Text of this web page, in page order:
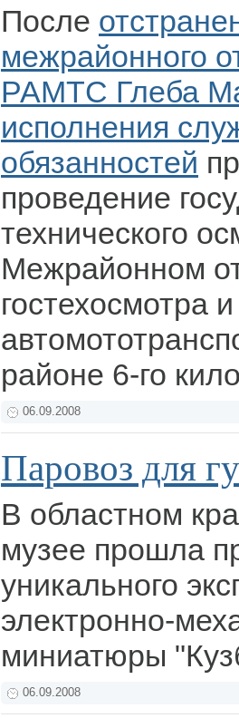
После
межрайонного
РАМТС Глеба
исполнения
обязанностей
проведение
технического
Межрайонном
гостехосмотра
районе 6-го
06.09.2008
Паровоз для
В областном
музее прошла
уникального
электронно-
миниатюры
06.09.2008